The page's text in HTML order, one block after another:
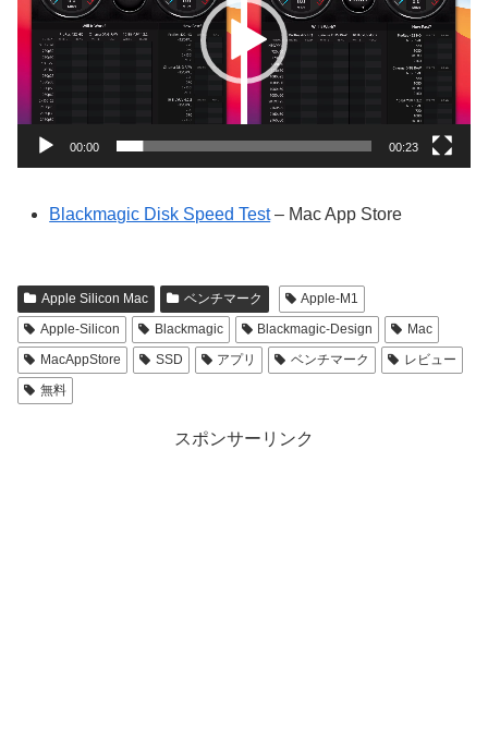
レ
ー
00:00 00:23
Blackmagic Disk Speed Test– Mac App Store
Apple Silicon Mac ベンチマーク
Apple-M1
Apple-Silicon
Blackmagic Blackmagic-Design
Mac
MacAppStore
SSD アプリ ベンチマーク
レビュー
無料
スポンサーリンク